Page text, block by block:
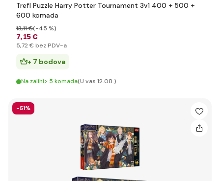
Trefl Puzzle Harry Potter Tournament 3v1 400 + 500 +
600 komada
7,15 €
13,11 €(-45 %)
5,72 € bez PDV-a
+ 7 bodova
Na zalihi> 5 komada(U vas 12.08.)
-51%